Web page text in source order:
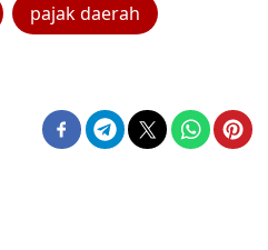
pajak daerah